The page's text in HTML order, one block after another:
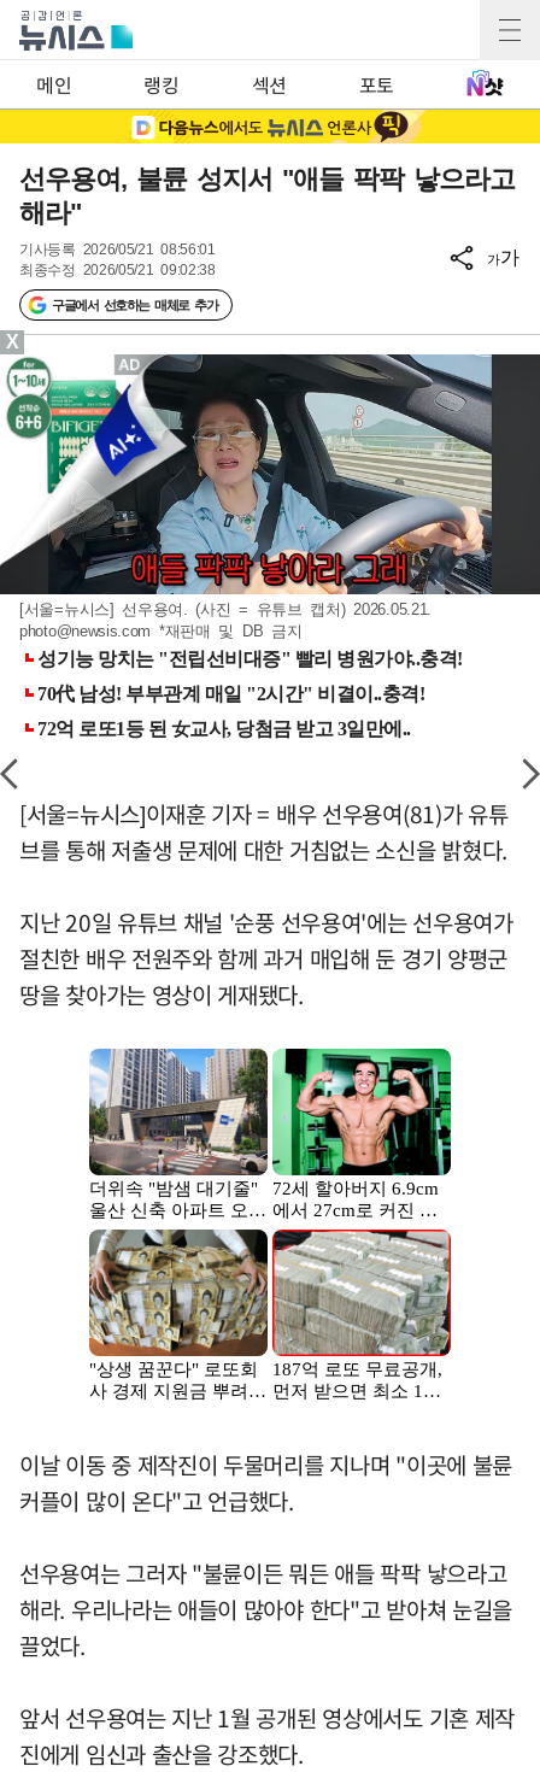
메인 랭킹 섹션 포토
선우용여, 불륜 성지서 "애들 팍팍 낳으라고
해라"
기사등록 2026/05/21 08:56:01
최종수정 2026/05/21 09:02:38
구글에서 선호하는 매체로 추가
가가
[서울=뉴시스] 선우용여. (사진 = 유튜브 캡처) 2026.05.21.
photo@newsis.com *재판매 및 DB 금지
[서울=뉴시스]이재훈 기자 = 배우 선우용여(81)가 유튜
브를 통해 저출생 문제에 대한 거침없는 소신을 밝혔다.
지난 20일 유튜브 채널 '순풍 선우용여'에는 선우용여가
절친한 배우 전원주와 함께 과거 매입해 둔 경기 양평군
땅을 찾아가는 영상이 게재됐다.
이날 이동 중 제작진이 두물머리를 지나며 "이곳에 불륜
커플이 많이 온다"고 언급했다.
선우용여는 그러자 "불륜이든 뭐든 애들 팍팍 낳으라고
해라. 우리나라는 애들이 많아야 한다"고 받아쳐 눈길을
끌었다.
앞서 선우용여는 지난 1월 공개된 영상에서도 기혼 제작
진에게 임신과 출산을 강조했다.
X